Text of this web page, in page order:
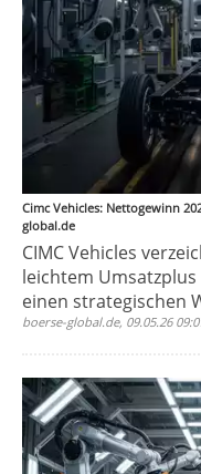
Cimc Vehicles: Nettogewinn
global.de
CIMC Vehicles
leichtem
einen strategischen
boerse-global.de, 09.05.26